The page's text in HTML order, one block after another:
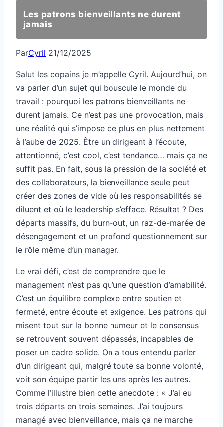
Les patrons bienveillants ne durent
jamais
ParCyril 21/12/2025
Salut les copains je m’appelle Cyril. Aujourd’hui, on
va parler d’un sujet qui bouscule le monde du
travail : pourquoi les patrons bienveillants ne
durent jamais. Ce n’est pas une provocation, mais
une réalité qui s’impose de plus en plus nettement
à l’aube de 2025. Être un dirigeant à l’écoute,
attentionné, c’est cool, c’est tendance… mais ça ne
suffit pas. En fait, sous la pression de la société et
des collaborateurs, la bienveillance seule peut
créer des zones de vide où les responsabilités se
diluent et où le leadership s’efface. Résultat ? Des
départs massifs, du burn-out, un raz-de-marée de
désengagement et un profond questionnement sur
le rôle même d’un manager.
Le vrai défi, c’est de comprendre que le
management n’est pas qu’une question d’amabilité.
C’est un équilibre complexe entre soutien et
fermeté, entre écoute et exigence. Les patrons qui
misent tout sur la bonne humeur et le consensus
se retrouvent souvent dépassés, incapables de
poser un cadre solide. On a tous entendu parler
d’un dirigeant qui, malgré toute sa bonne volonté,
voit son équipe partir les uns après les autres.
Comme l’illustre bien cette anecdote : « J’ai eu
trois départs en trois semaines. J’ai toujours
managé avec bienveillance, mais ça ne marche